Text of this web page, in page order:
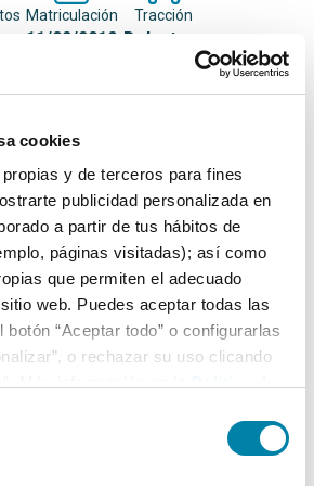
cookies
y de terceros para fines
publicidad personalizada en
a partir de tus hábitos de
páginas visitadas); así como
que permiten el adecuado
web. Puedes aceptar todas las
“Aceptar todo” o configurarlas
o rechazar su uso clicando
Matriculación
11/02/2010
Tracción
Delantera
el año pasado, pendiente de
antes de la compra